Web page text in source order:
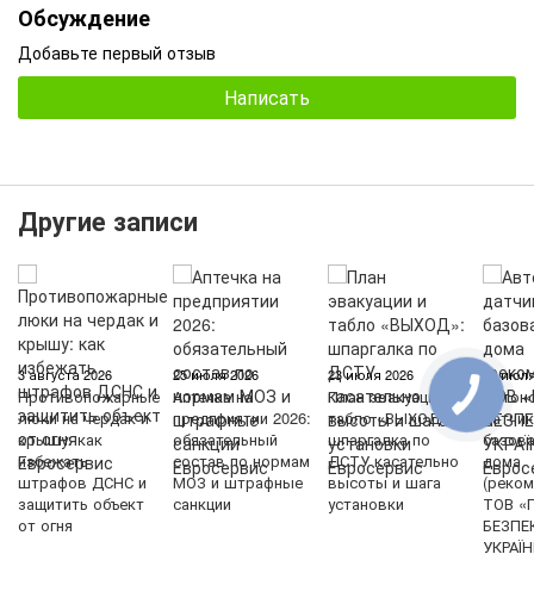
Обсуждение
Добавьте первый отзыв
Написать
Другие записи
3 августа 2026
Противопожарные
люки на чердак и
крышу: как
избежать
штрафов ДСНС и
защитить объект
от огня
25 июля 2026
Аптечка на
предприятии 2026:
обязательный
состав по нормам
МОЗ и штрафные
санкции
23 июля 2026
План эвакуации и
табло «ВЫХОД»:
шпаргалка по
ДСТУ касательно
высоты и шага
установки
21
дома
ТОВ